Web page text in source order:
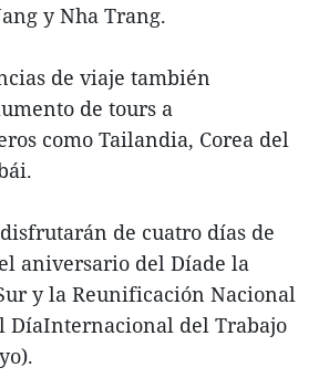
y Nha Trang.
de viaje también
de tours a
como Tailandia, Corea del
de cuatro días de
aniversario del Díade la
y la Reunificación Nacional
DíaInternacional del Trabajo